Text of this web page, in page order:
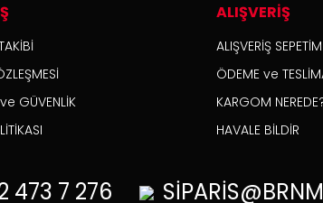
GÜVENLİK
ALIŞVERİŞ
ALIŞVERİŞ SEPETİM
ÖDEME ve
KARGOM
HAVALE BİLDİR
473 7 276